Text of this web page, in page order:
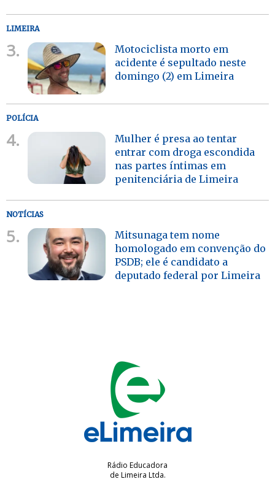
LIMEIRA
3.
Motociclista morto em
acidente é sepultado neste
domingo (2) em Limeira
POLÍCIA
4.
Mulher é presa ao tentar
entrar com droga escondida
nas partes íntimas em
penitenciária de Limeira
NOTÍCIAS
5.
Mitsunaga tem nome
homologado em convenção do
PSDB; ele é candidato a
deputado federal por Limeira
Rádio Educadora
de Limeira Ltda.